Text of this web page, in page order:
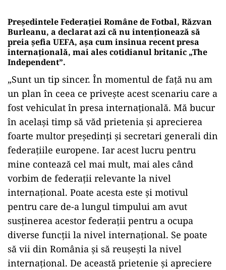
Președintele Federației Române de Fotbal, Răzvan
Burleanu, a declarat azi că nu intenționează să
preia șefia UEFA, așa cum insinua recent presa
internațională, mai ales cotidianul britanic „The
Independent”.
„Sunt un tip sincer. În momentul de faţă nu am
un plan în ceea ce priveşte acest scenariu care a
fost vehiculat în presa internaţională. Mă bucur
în acelaşi timp să văd prietenia şi aprecierea
foarte multor preşedinţi şi secretari generali din
federaţiile europene. Iar acest lucru pentru
mine contează cel mai mult, mai ales când
vorbim de federaţii relevante la nivel
internaţional. Poate acesta este şi motivul
pentru care de-a lungul timpului am avut
susţinerea acestor federaţii pentru a ocupa
diverse funcţii la nivel internaţional. Se poate
să vii din România şi să reuşeşti la nivel
internaţional. De această prietenie şi apreciere